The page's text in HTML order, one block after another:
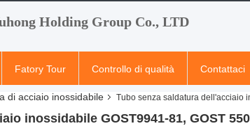
Holding Group Co., LTD
Fatory Tour Controllo di qualità Contattaci
di acciaio inossidabile
Tubo senza saldatura dell'acciaio
inossidabile GOST9941-81, GOST